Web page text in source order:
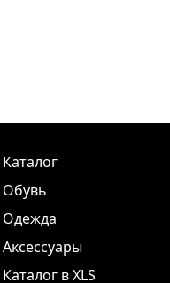
Каталог
Обувь
Одежда
Аксессуары
Каталог в XLS